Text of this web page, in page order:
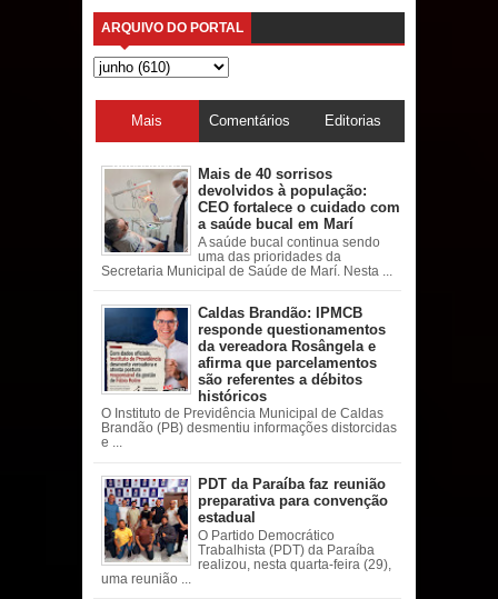
ARQUIVO DO PORTAL
Mais
acessadas
Comentários Editorias
Mais de 40 sorrisos
devolvidos à população:
CEO fortalece o cuidado com
a saúde bucal em Marí
A saúde bucal continua sendo
uma das prioridades da
Secretaria Municipal de Saúde de Marí. Nesta ...
Caldas Brandão: IPMCB
responde questionamentos
da vereadora Rosângela e
afirma que parcelamentos
são referentes a débitos
históricos
O Instituto de Previdência Municipal de Caldas
Brandão (PB) desmentiu informações distorcidas
e ...
PDT da Paraíba faz reunião
preparativa para convenção
estadual
O Partido Democrático
Trabalhista (PDT) da Paraíba
realizou, nesta quarta-feira (29),
uma reunião ...